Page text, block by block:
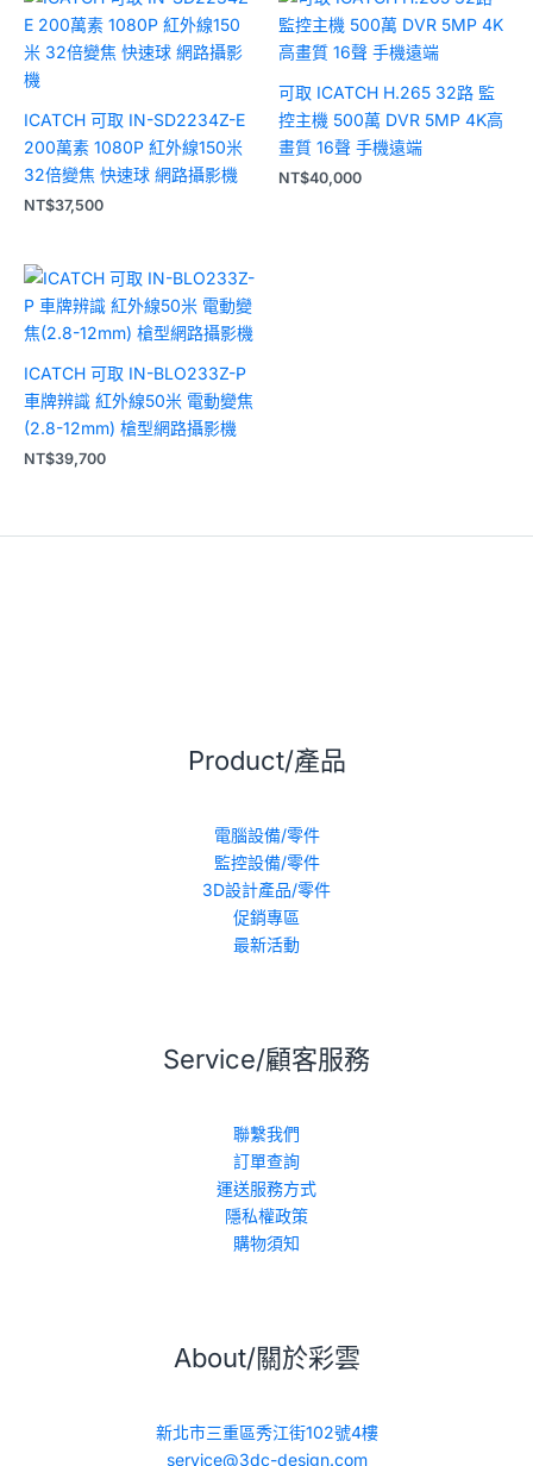
ICATCH 可取 IN-SD2234Z-E
200萬素 1080P 紅外線150米
32倍變焦 快速球 網路攝影機
NT$37,500
可取 ICATCH H.265 32路 監
控主機 500萬 DVR 5MP 4K高
畫質 16聲 手機遠端
NT$40,000
ICATCH 可取 IN-BLO233Z-P
車牌辨識 紅外線50米 電動變焦
(2.8-12mm) 槍型網路攝影機
NT$39,700
Product/產品
電腦設備/零件
監控設備/零件
3D設計產品/零件
促銷專區
最新活動
Service/顧客服務
聯繫我們
訂單查詢
運送服務方式
隱私權政策
購物須知
About/關於彩雲
新北市三重區秀江街102號4樓
service@3dc-design.com